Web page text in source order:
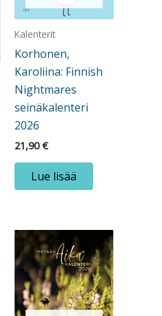
Kalenterit
Korhonen,
Karoliina: Finnish
Nightmares
seinäkalenteri
2026
21,90€
Lue lisää